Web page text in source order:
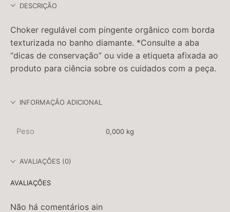
DESCRIÇÃO
Choker regulável com pingente orgânico com borda
texturizada no banho diamante. *Consulte a aba
“dicas de conservação” ou vide a etiqueta afixada ao
produto para ciência sobre os cuidados com a peça.
INFORMAÇÃO ADICIONAL
Peso 0,000 kg
AVALIAÇÕES (0)
AVALIAÇÕES
Não há comentários ain